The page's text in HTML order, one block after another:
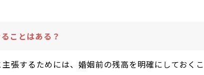
ことはある？
張するためには、婚姻前の残高を明確にしておくこ